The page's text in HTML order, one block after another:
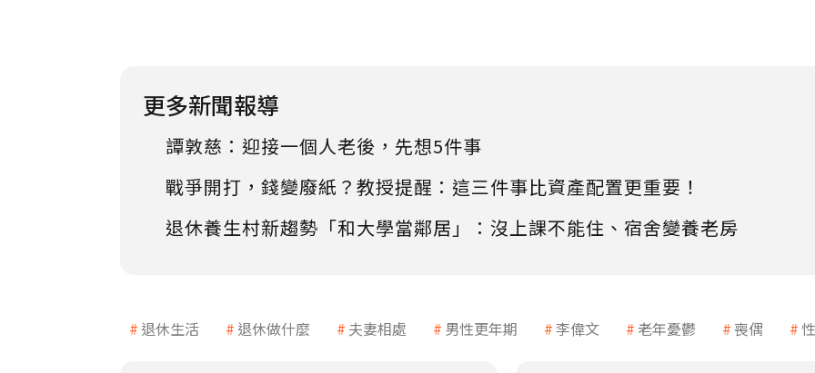
更多新聞報導
譚敦慈：迎接一個人老後，先想5件事
戰爭開打，錢變廢紙？教授提醒：這三件事比資產配置更重要！
退休養生村新趨勢「和大學當鄰居」：沒上課不能住、宿舍變養老房
退休生活 退休做什麼 夫妻相處 男性更年期 李偉文 老年憂鬱 喪偶